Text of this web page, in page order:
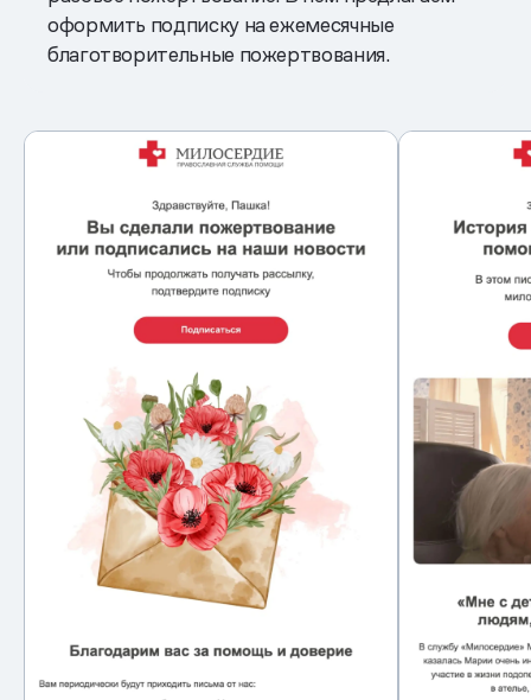
оформить подписку на ежемесячные
благотворительные пожертвования.